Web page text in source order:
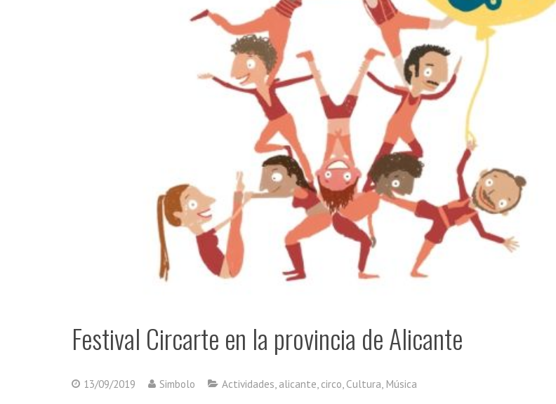
Festival Circarte en la provincia de Alicante
13/09/2019 Simbolo Actividades, alicante, circo, Cultura, Música